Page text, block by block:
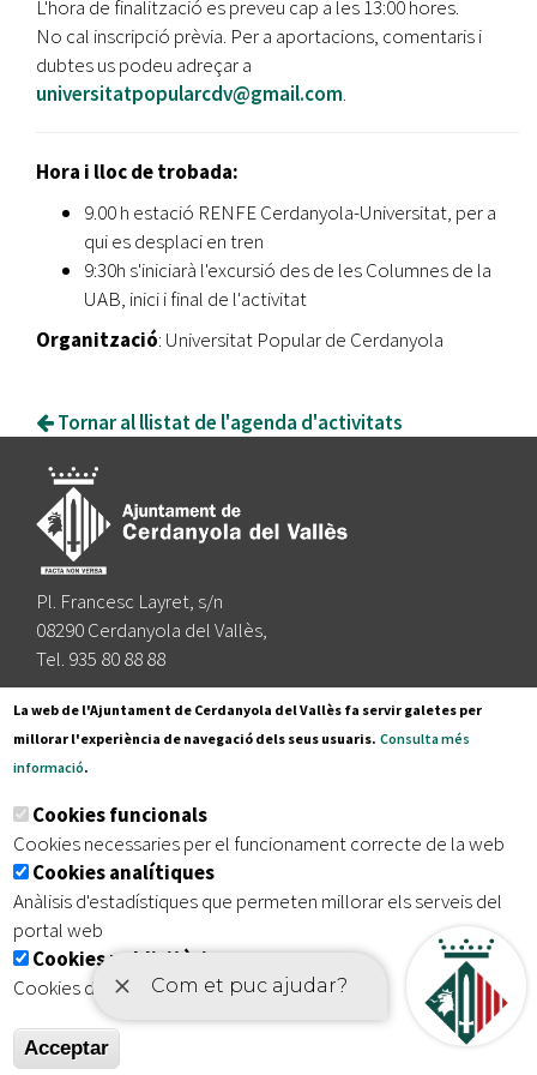
L'hora de finalització es preveu cap a les 13:00 hores.
No cal inscripció prèvia. Per a aportacions, comentaris i
dubtes us podeu adreçar a
universitatpopularcdv@gmail.com.
Hora i lloc de trobada:
9.00 h estació RENFE Cerdanyola-Universitat, per a
qui es desplaci en tren
9:30h s'iniciarà l'excursió des de les Columnes de la
UAB, inici i final de l'activitat
Organització: Universitat Popular de Cerdanyola
Tornar al llistat de l'agenda d'activitats
Pl. Francesc Layret, s/n
08290 Cerdanyola del Vallès,
Tel. 935 80 88 88
Segueix-nos a:
Subscriu-te al nostre butlletí
Inici | Avís legal | Protecció de dades
| Accessibilitat
La web de l'Ajuntament de Cerdanyola del Vallès fa servir galetes per
millorar l'experiència de navegació dels seus usuaris. Consulta més
informació.
Cookies funcionals
Cookies necessaries per el funcionament correcte de la web
Cookies analítiques
Anàlisis d'estadístiques que permeten millorar els serveis del
portal web
Cookies publicitàries
Cookies de tercers amb finalitat publicitària
Acceptar